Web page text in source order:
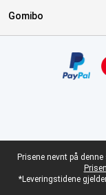
Gomibo
Juridisk bunntekst
Prisene nevnt på
*Leveringstidene